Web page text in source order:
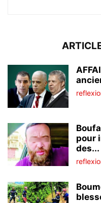
pour
des...